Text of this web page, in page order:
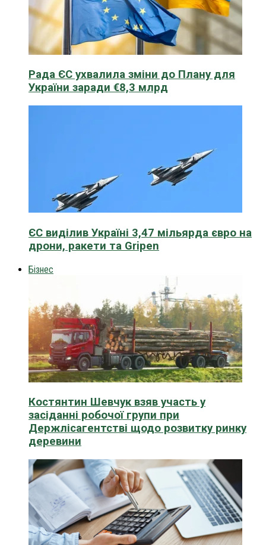
Рада ЄС ухвалила зміни до Плану для
України заради €8,3 млрд
ЄС виділив Україні 3,47 мільярда євро на
дрони, ракети та Gripen
Бізнес
Костянтин Шевчук взяв участь у
засіданні робочої групи при
Держлісагентстві щодо розвитку ринку
деревини